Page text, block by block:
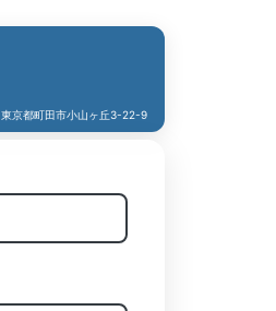
東京都町田市小山ヶ丘3-22-9